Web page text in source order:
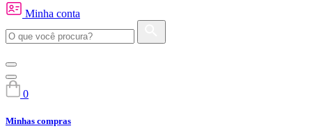
Minha conta
0
Minhas compras